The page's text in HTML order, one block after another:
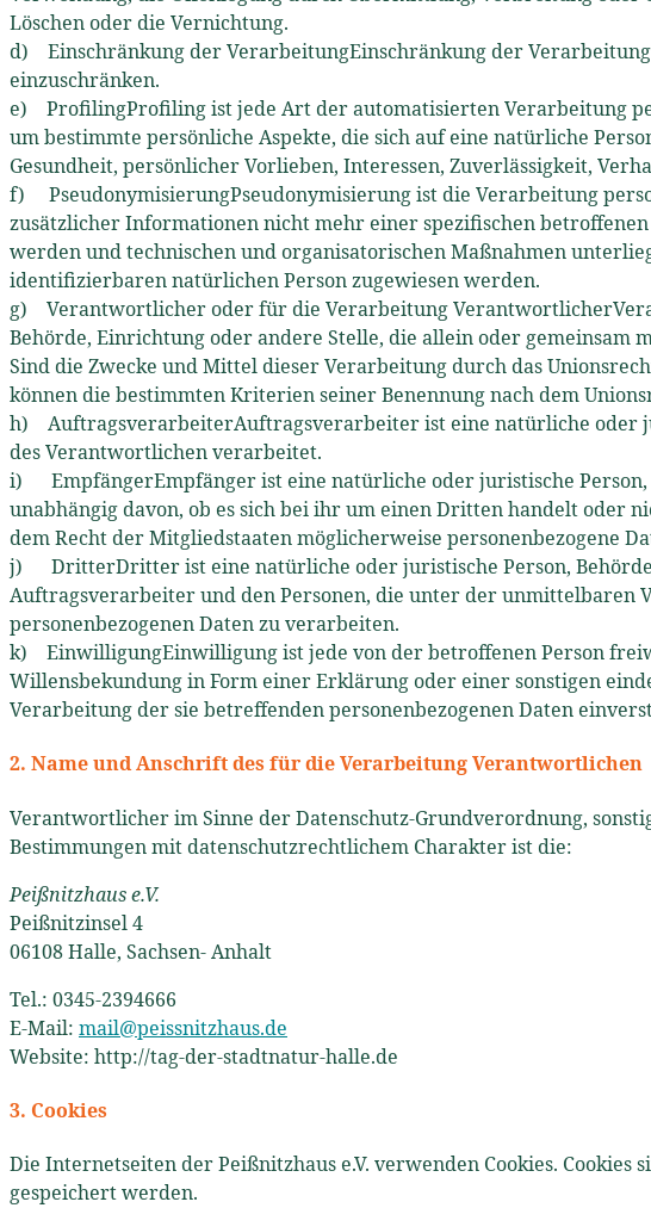
Löschen oder die Vernichtung.
d) Einschränkung der VerarbeitungEinschränkung der
einzuschränken.
e) ProfilingProfiling ist jede Art der automatisierten Verarbeitung
um bestimmte persönliche Aspekte, die sich auf eine natürliche
Gesundheit, persönlicher Vorlieben, Interessen, Zuverlässigkeit,
f) PseudonymisierungPseudonymisierung ist die Verarbeitung
zusätzlicher Informationen nicht mehr einer spezifischen
werden und technischen und organisatorischen Maßnahmen
identifizierbaren natürlichen Person zugewiesen werden.
g) Verantwortlicher oder für die Verarbeitung
Behörde, Einrichtung oder andere Stelle, die allein oder gemeinsam
Sind die Zwecke und Mittel dieser Verarbeitung durch das
können die bestimmten Kriterien seiner Benennung nach dem
h) AuftragsverarbeiterAuftragsverarbeiter ist eine natürliche oder
des Verantwortlichen verarbeitet.
i) EmpfängerEmpfänger ist eine natürliche oder juristische Person,
unabhängig davon, ob es sich bei ihr um einen Dritten handelt oder
dem Recht der Mitgliedstaaten möglicherweise personenbezogene
j) DritterDritter ist eine natürliche oder juristische Person,
Auftragsverarbeiter und den Personen, die unter der
personenbezogenen Daten zu verarbeiten.
k) EinwilligungEinwilligung ist jede von der betroffenen Person
Willensbekundung in Form einer Erklärung oder einer sonstigen
Verarbeitung der sie betreffenden personenbezogenen Daten
2. Name und Anschrift des für die Verarbeitung Verantwortlichen
Verantwortlicher im Sinne der Datenschutz-Grundverordnung,
Bestimmungen mit datenschutzrechtlichem Charakter ist die:
Peißnitzhaus e.V.
Peißnitzinsel 4
06108 Halle, Sachsen- Anhalt
Tel.: 0345-2394666
E-Mail: mail@peissnitzhaus.de
Website: http://tag-der-stadtnatur-halle.de
3. Cookies
Die Internetseiten der Peißnitzhaus e.V. verwenden Cookies.
gespeichert werden.